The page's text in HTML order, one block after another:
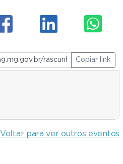
Copiar link
Voltar para ver outros eventos